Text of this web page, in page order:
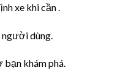
xe khi cần .
dùng.
bạn khám phá.